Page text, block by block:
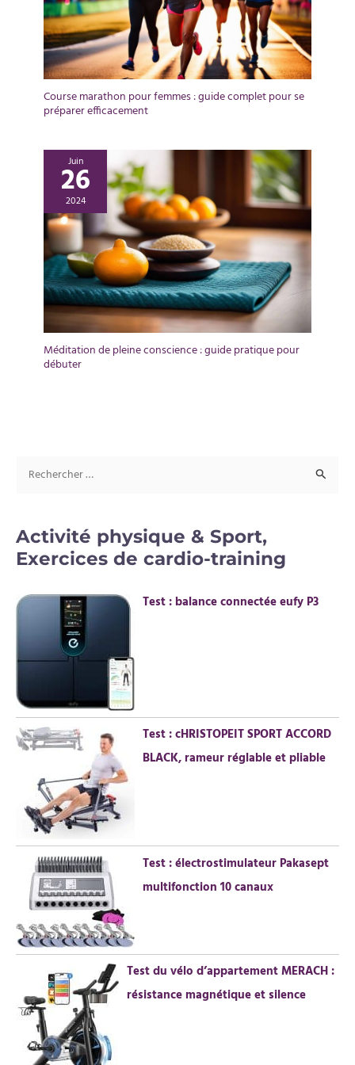
Course marathon pour femmes : guide complet pour se
préparer efficacement
Juin
26
2024
Méditation de pleine conscience : guide pratique pour
débuter
h
e
c
:
Activité physique & Sport,
Exercices de cardio-training
Test : balance connectée eufy P3
Test : cHRISTOPEIT SPORT ACCORD
BLACK, rameur réglable et pliable
Test : électrostimulateur Pakasept
multifonction 10 canaux
Test du vélo d’appartement MERACH :
résistance magnétique et silence